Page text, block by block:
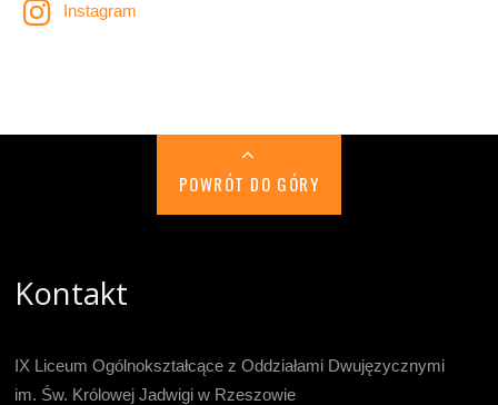
Instagram
POWRÓT DO GÓRY
Kontakt
IX Liceum Ogólnokształcące z Oddziałami Dwujęzycznymi
im. Św. Królowej Jadwigi w Rzeszowie